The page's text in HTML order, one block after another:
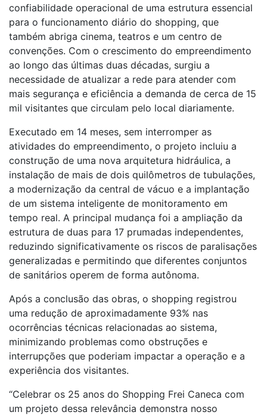
confiabilidade operacional de uma estrutura essencial
para o funcionamento diário do shopping, que
também abriga cinema, teatros e um centro de
convenções. Com o crescimento do empreendimento
ao longo das últimas duas décadas, surgiu a
necessidade de atualizar a rede para atender com
mais segurança e eficiência a demanda de cerca de 15
mil visitantes que circulam pelo local diariamente.
Executado em 14 meses, sem interromper as
atividades do empreendimento, o projeto incluiu a
construção de uma nova arquitetura hidráulica, a
instalação de mais de dois quilômetros de tubulações,
a modernização da central de vácuo e a implantação
de um sistema inteligente de monitoramento em
tempo real. A principal mudança foi a ampliação da
estrutura de duas para 17 prumadas independentes,
reduzindo significativamente os riscos de paralisações
generalizadas e permitindo que diferentes conjuntos
de sanitários operem de forma autônoma.
Após a conclusão das obras, o shopping registrou
uma redução de aproximadamente 93% nas
ocorrências técnicas relacionadas ao sistema,
minimizando problemas como obstruções e
interrupções que poderiam impactar a operação e a
experiência dos visitantes.
“Celebrar os 25 anos do Shopping Frei Caneca com
um projeto dessa relevância demonstra nosso